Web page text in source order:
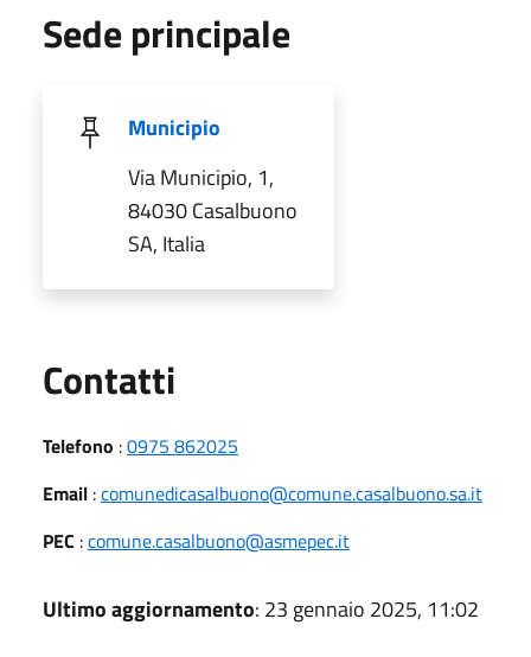
Sede principale
Municipio
Via Municipio, 1,
84030 Casalbuono
SA, Italia
Contatti
Telefono :0975 862025
Email :comunedicasalbuono@comune.casalbuono.sa.it
PEC :comune.casalbuono@asmepec.it
Ultimo aggiornamento: 23 gennaio 2025, 11:02